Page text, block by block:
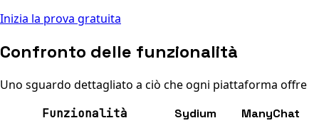
Inizia la prova gratuita
Confronto delle funzionalità
Uno sguardo dettagliato a ciò che ogni piattaforma offre
Funzionalità Sydium ManyChat